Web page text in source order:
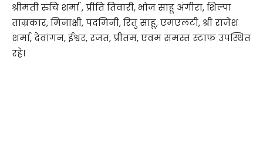
श्रीमती रुचि शर्मा , प्रीति तिवारी, भोज साहू अंगीरा, शिल्पा
ताम्रकार, मिनाक्षी, पदमिनी, रितु साहू, एमएलटी, श्री राजेश
शर्मा, देवांगन, ईश्वर, रजत, प्रीतम, एवम समस्त स्टाफ उपस्थित
रहे।